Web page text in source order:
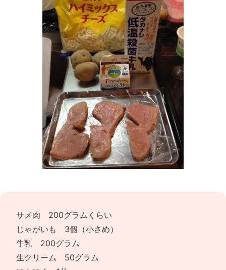
サメ肉 200グラムくらい
じゃがいも 3個（小さめ）
牛乳 200グラム
生クリーム 50グラム